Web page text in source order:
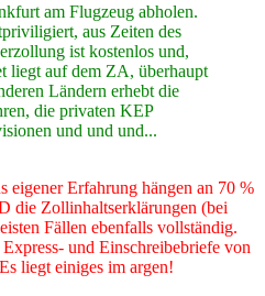
am Flugzeug abholen.
aus Zeiten des
ist kostenlos und,
liegt auf dem ZA, überhaupt
Ländern erhebt die
die privaten KEP
und und und...
eigener Erfahrung hängen an 70 %
die Zollinhaltserklärungen (bei
Fällen ebenfalls vollständig.
und Einschreibebriefe von
liegt einiges im argen!